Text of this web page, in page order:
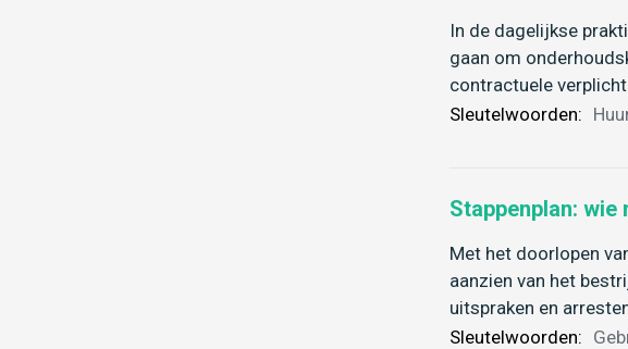
In de dagelijkse
gaan om
contractuele
Sleutelwoorden:
Stappenplan:
Met het doorlopen
aanzien van het
uitspraken en
Sleutelwoorden: